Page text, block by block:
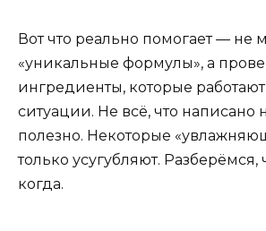
Вот что реально помогает — не
«уникальные формулы», а
ингредиенты, которые
ситуации. Не всё, что написано
полезно. Некоторые
только усугубляют. Разберёмся,
когда.